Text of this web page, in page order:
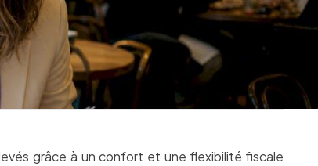
grâce à un confort et une flexibilité fiscale